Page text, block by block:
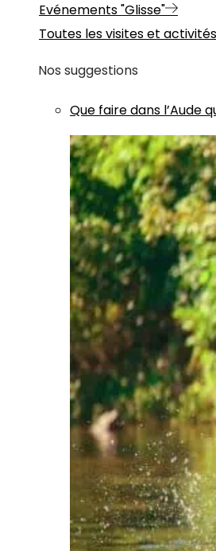
Evénements "Glisse"
Toutes les visites et activités
Nos suggestions
Que faire dans l’Aude